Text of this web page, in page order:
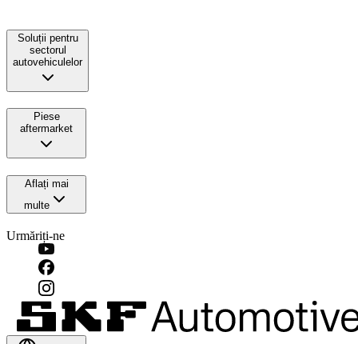
Soluții pentru
sectorul
autovehiculelor
Piese
aftermarket
Aflați mai
multe
Urmăriți-ne